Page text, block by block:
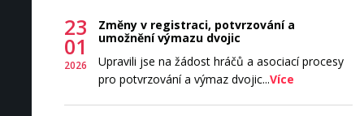
23
01
2026
Změny v registraci, potvrzování a
umožnění výmazu dvojic
Upravili jse na žádost hráčů a asociací procesy
pro potvrzování a výmaz dvojic...Více